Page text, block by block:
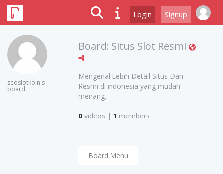
Login Signup
seoslotkoin's
board
Board: Situs Slot Resmi
Mengenal Lebih Detail Situs Dan
Resmi di indonesia yang mudah
menang.
0 videos | 1 members
Board Menu